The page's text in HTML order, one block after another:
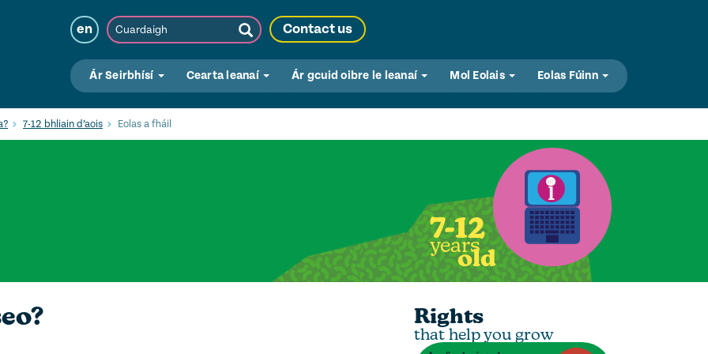
en Cuardaigh
Submit
Search
Contact us
Ár Seirbhísí Cearta leanaí Ár gcuid oibre le leanaí Mol Eolais Eolas Fúinn
7-12 bhliain d’aois Eolas a fháil
7-12
years
old
Rights
that help you grow